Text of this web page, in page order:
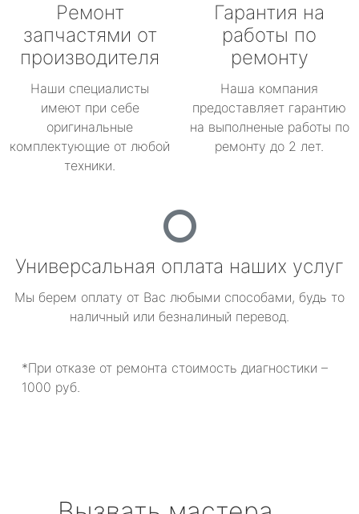
Ремонт
запчастями от
производителя
Наши специалисты
имеют при себе
оригинальные
комплектующие от любой
техники.
Гарантия на
работы по
ремонту
Наша компания
предоставляет гарантию
на выполненые работы по
ремонту до 2 лет.
Универсальная оплата наших услуг
Мы берем оплату от Вас любыми способами, будь то
наличный или безналиный перевод.
*При отказе от ремонта стоимость диагностики –
1000 руб.